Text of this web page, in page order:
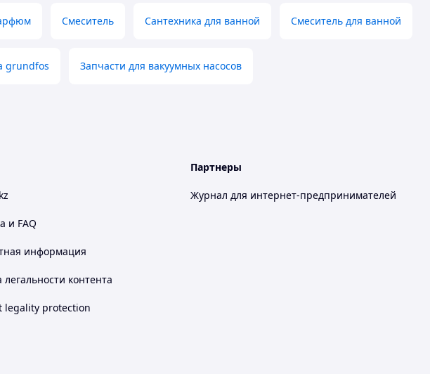
Смеситель Сантехника для ванной Смеситель для ванной
grundfos Запчасти для вакуумных насосов
и FAQ
информация
контента
legality protection
Партнеры
Журнал для интернет-предпринимателей